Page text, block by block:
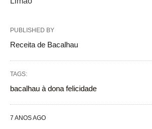
PUBLISHED BY
Receita de Bacalhau
TAGS:
bacalhau à dona felicidade
7 ANOS AGO